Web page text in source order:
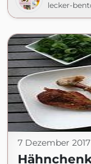
lecker-
7 Dezember 2017